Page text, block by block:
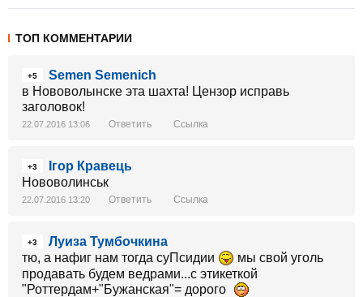
ТОП КОММЕНТАРИИ
+5
Semen Semenich
в Нововолынске эта шахта! Цензор исправь
заголовок!
22.07.2016 13:06 Ответить Ссылка
+3
Ігор Кравець
Нововолинськ
22.07.2016 13:20 Ответить Ссылка
+3
Луиза Тумбочкина
тю, а нафиг нам тогда суПсидии
мы свой уголь
продавать будем ведрами...с этикеткой
"Роттердам+"Бужанская"= дорого